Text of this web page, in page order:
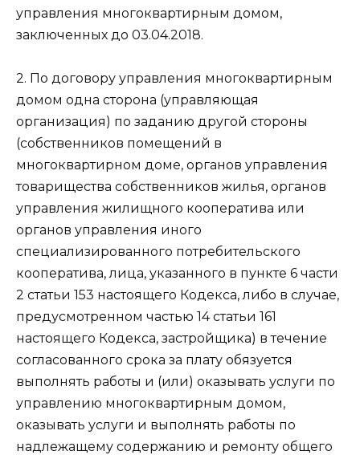
управления многоквартирным домом,
заключенных до 03.04.2018.
2. По договору управления многоквартирным
домом одна сторона (управляющая
организация) по заданию другой стороны
(собственников помещений в
многоквартирном доме, органов управления
товарищества собственников жилья, органов
управления жилищного кооператива или
органов управления иного
специализированного потребительского
кооператива, лица, указанного в пункте 6 части
2 статьи 153 настоящего Кодекса, либо в случае,
предусмотренном частью 14 статьи 161
настоящего Кодекса, застройщика) в течение
согласованного срока за плату обязуется
выполнять работы и (или) оказывать услуги по
управлению многоквартирным домом,
оказывать услуги и выполнять работы по
надлежащему содержанию и ремонту общего